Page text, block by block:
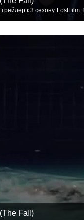
к 3 сезону.
Fall)